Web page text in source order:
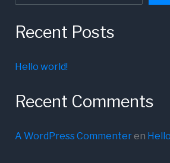
Recent Posts
Hello world!
Recent Comments
A WordPress Commenteren